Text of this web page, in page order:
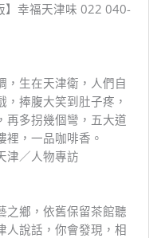
】幸福天津味 022 040-
，生在天津衛，人們自
捧腹大笑到肚子疼，
再多拐幾個彎，五大道
裡，一品咖啡香。
津／人物專訪
之鄉，依舊保留茶館聽
人說話，你會發現，相